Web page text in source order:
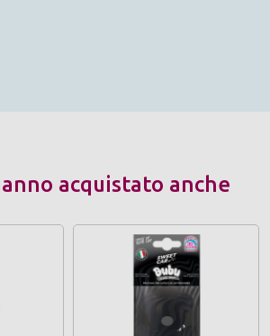
acquistato anche